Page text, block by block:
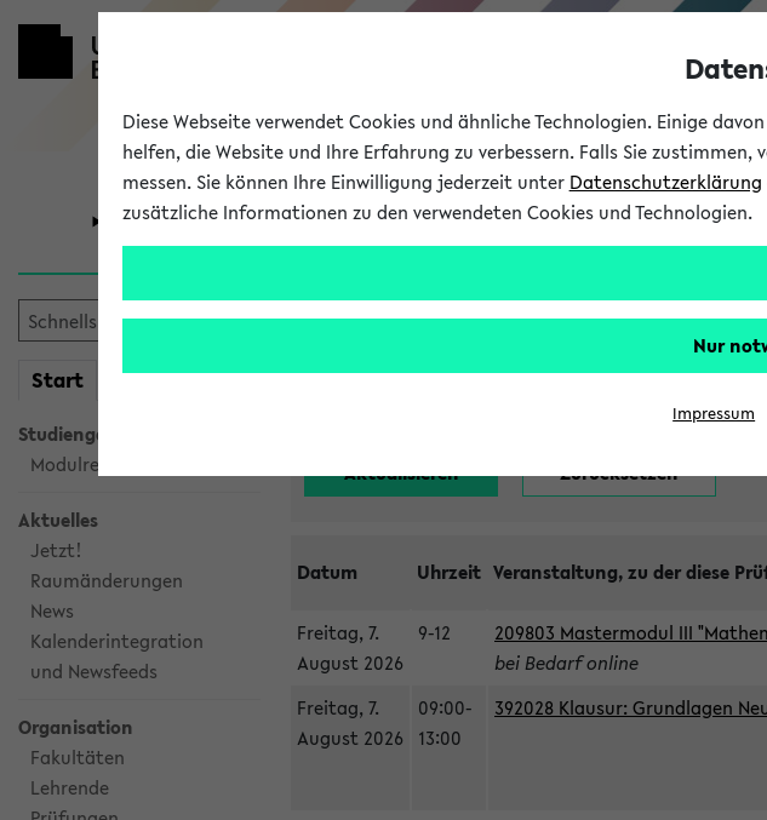
Universität Forschung Studium
Start meineKVV
Studiengangsauswahl
Modulrecherche
Aktuelles
Jetzt!
Raumänderungen
News
Kalenderintegration
und Newsfeeds
Organisation
Fakultäten
Lehrende
Alle noch
Datum Uhrzeit Veranstaltung, zu der diese
Freitag, 7.
August 2026
9-12
209803 Mastermodul III
bei Bedarf online
Freitag, 7.
August 2026
09:00-
13:00
392028 Klausur: Grundlagen
Diese Webseite verwendet Cookies und ähnliche Technologien. Einige
helfen, die Website und Ihre Erfahrung zu verbessern. Falls Sie
messen. Sie können Ihre Einwilligung jederzeit unter Datenschutzerklärung
zusätzliche Informationen zu den verwendeten Cookies und Technologien.
Nur
Impressum